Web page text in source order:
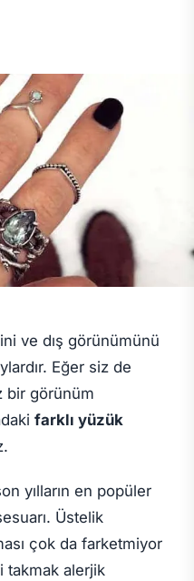
ve dış görünümünü
Eğer siz de
bir görünüm
farklı yüzük
yılların en popüler
Üstelik
çok da farketmiyor
takmak alerjik